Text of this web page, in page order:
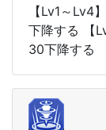
【Lv1～Lv4
下降する 【
30下降する